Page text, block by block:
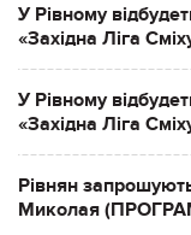
У Рівному
«Західна Ліга
У Рівному
«Західна Ліга
Рівнян
Миколая